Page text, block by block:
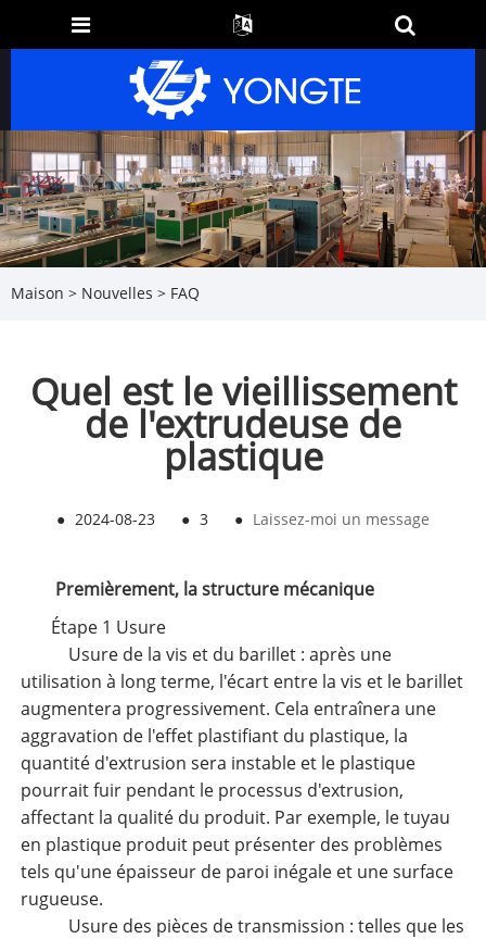
Maison > Nouvelles > FAQ
Quel est le vieillissement
de l'extrudeuse de
plastique
● 2024-08-23 ● 3 ● Laissez-moi un message
Premièrement, la structure mécanique
Étape 1 Usure
Usure de la vis et du barillet : après une
utilisation à long terme, l'écart entre la vis et le barillet
augmentera progressivement. Cela entraînera une
aggravation de l'effet plastifiant du plastique, la
quantité d'extrusion sera instable et le plastique
pourrait fuir pendant le processus d'extrusion,
affectant la qualité du produit. Par exemple, le tuyau
en plastique produit peut présenter des problèmes
tels qu'une épaisseur de paroi inégale et une surface
rugueuse.
Usure des pièces de transmission : telles que les